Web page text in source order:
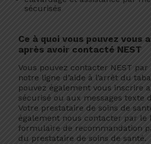
sécurisés
Ce à quoi vous pouvez vous
après avoir contacté NEST
Vous pouvez contacter NEST par
notre ligne d’aide à l’arrêt du
pouvez également vous inscrire
sécurisé ou aux messages texte
Votre prestataire de soins de
également nous contacter par le
formulaire de recommandation
du prestataire de soins de santé.